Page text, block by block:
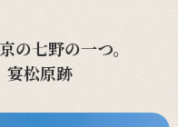
の七野の一つ。
宴松原跡